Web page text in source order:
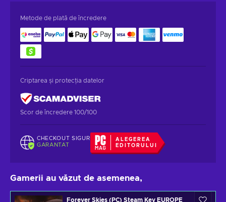
Metode de plată de încredere
Criptarea și protecția datelor
Scor de încredere 100/100
CHECKOUT SIGUR
GARANTAT
ALEGEREA
EDITORULUI
Gamerii au văzut de asemenea,
Forever Skies (PC) Steam Key EUROPE